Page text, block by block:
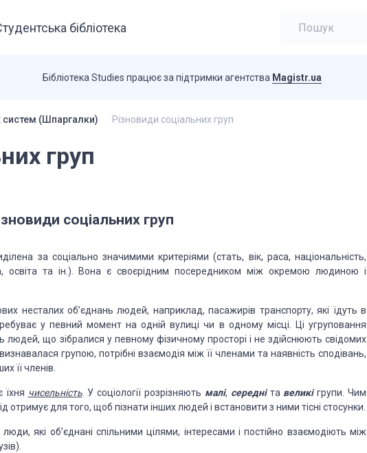
бібліотека
Бібліотека Studies працює за підтримки агентства Magistr.ua
систем (Шпаргалки) Різновиди соціальних груп
груп
соціальних груп
за соціально значимими критеріями (стать, вік, раса, національність,
освіта та ін.). Вона є своєрідним посередником між окремою людиною і
несталих об’єднань людей, наприклад, пасажирів транспорту, які їдуть в
у певний момент на одній вулиці чи в одному місці. Ці угру­повання
людей, що зібралися у певному фізичному просторі і не здійсню­ють свідомих
групою, потрібні вза­ємодія між її членами та наявність сподівань,
її членів.
їхня чисельність. У соціології розрізняють малі, середніта великігрупи. Чим
для того, щоб пізнати інших людей і встановити з ними тісні стосунки.
які об’єднані спільними цілями, інтересами і постійно взаємодіють між